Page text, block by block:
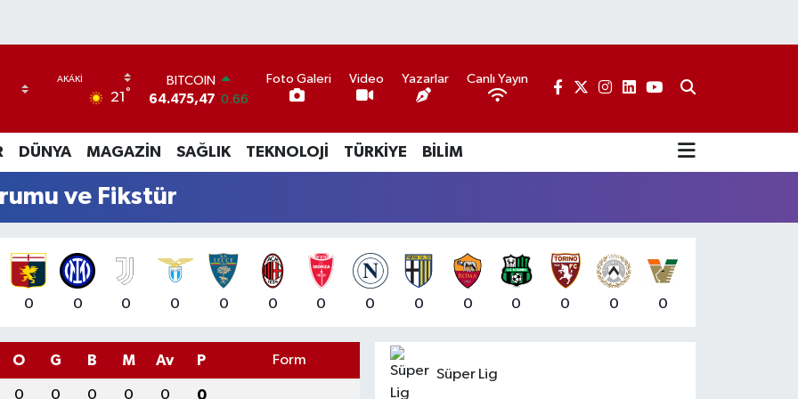
21 °
64.475,47
DOLAR
EURO
55,1336
0.18
64,2534
BİST100
13.703 0
Foto Galeri Video Yazarlar Canlı Yayın
DÜNYA MAGAZİN SAĞLIK TEKNOLOJİ TÜRKİYE BİLİM
ve Fikstür
0 0 0 0 0 0 0 0 0 0 0 0 0 0
O G B M Av P Form
0 0 0 0 0 0
Süper Lig